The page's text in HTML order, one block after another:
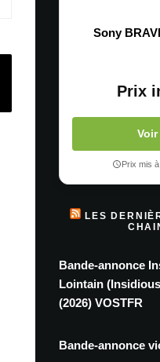
Sony
Prix
Prix mis
LES
Bande-annonce
Lointain
(2026) VOSTFR
Bande-annonce